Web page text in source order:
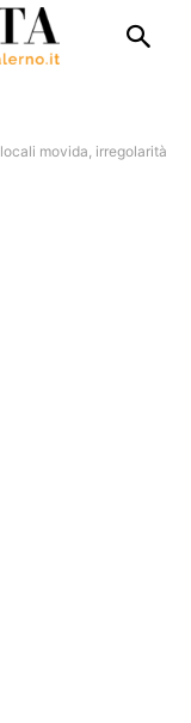
movida, irregolarità